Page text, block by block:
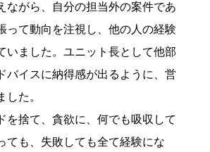
ながら、自分の担当外の案件であ
って動向を注視し、他の人の経験
いました。ユニット長として他部
バイスに納得感が出るように、営
た。
を捨て、貪欲に、何でも吸収して
ても、失敗しても全て経験にな